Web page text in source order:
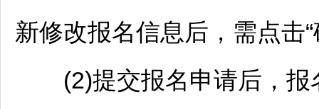
新修改报名信息后，需点击
(2)提交报名申请后，报